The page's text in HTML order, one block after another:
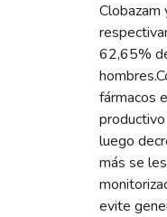
62,65%
fármacos
luego
más se
evite